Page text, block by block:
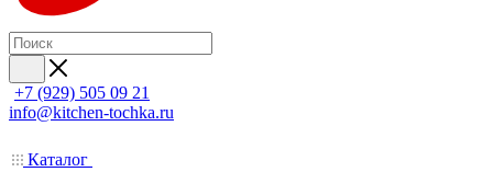
+7 (929) 505 09 21
info@kitchen-tochka.ru
Каталог